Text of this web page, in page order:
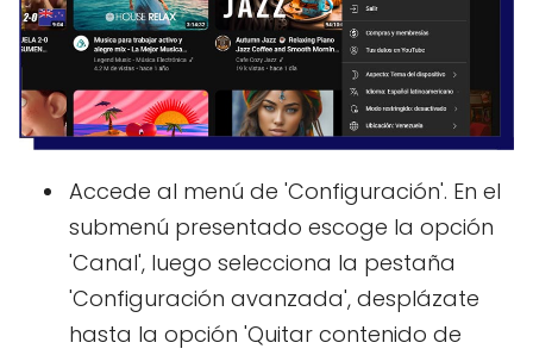
Accede al menú de 'Configuración'. En el
submenú presentado escoge la opción
'Canal', luego selecciona la pestaña
'Configuración avanzada', desplázate
hasta la opción 'Quitar contenido de